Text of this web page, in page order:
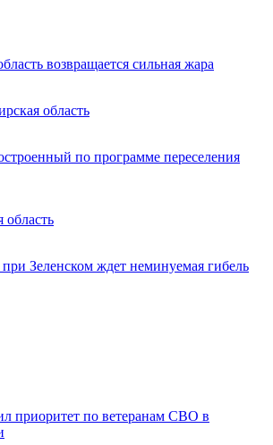
возвращается сильная жара
область
по программе переселения
область
Зеленском ждет неминуемая гибель
приоритет по ветеранам СВО в